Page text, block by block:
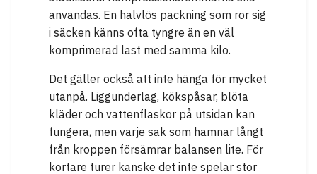
användas. En halvlös packning som rör sig
i säcken känns ofta tyngre än en väl
komprimerad last med samma kilo.
Det gäller också att inte hänga för mycket
utanpå. Liggunderlag, kökspåsar, blöta
kläder och vattenflaskor på utsidan kan
fungera, men varje sak som hamnar långt
från kroppen försämrar balansen lite. För
kortare turer kanske det inte spelar stor